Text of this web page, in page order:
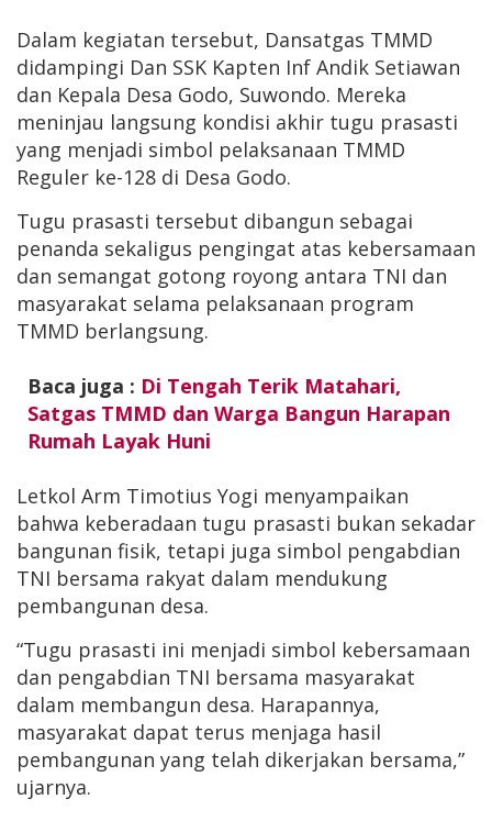
Dalam kegiatan tersebut, Dansatgas TMMD
didampingi Dan SSK Kapten Inf Andik Setiawan
dan Kepala Desa Godo, Suwondo. Mereka
meninjau langsung kondisi akhir tugu prasasti
yang menjadi simbol pelaksanaan TMMD
Reguler ke-128 di Desa Godo.
Tugu prasasti tersebut dibangun sebagai
penanda sekaligus pengingat atas kebersamaan
dan semangat gotong royong antara TNI dan
masyarakat selama pelaksanaan program
TMMD berlangsung.
Baca juga : Di Tengah Terik Matahari,
Satgas TMMD dan Warga Bangun Harapan
Rumah Layak Huni
Letkol Arm Timotius Yogi menyampaikan
bahwa keberadaan tugu prasasti bukan sekadar
bangunan fisik, tetapi juga simbol pengabdian
TNI bersama rakyat dalam mendukung
pembangunan desa.
“Tugu prasasti ini menjadi simbol kebersamaan
dan pengabdian TNI bersama masyarakat
dalam membangun desa. Harapannya,
masyarakat dapat terus menjaga hasil
pembangunan yang telah dikerjakan bersama,”
ujarnya.